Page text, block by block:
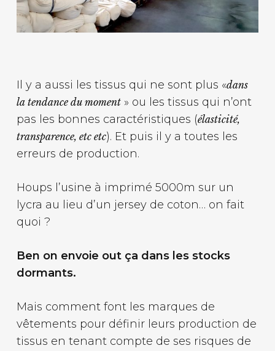
Il y a aussi les tissus qui ne sont plus «dans
la tendance du moment» ou les tissus qui n’ont
pas les bonnes caractéristiques (élasticité,
transparence, etc etc). Et puis il y a toutes les
erreurs de production.
Houps l’usine à imprimé 5000m sur un
lycra au lieu d’un jersey de coton… on fait
quoi ?
Ben on envoie out ça dans les stocks
dormants.
Mais comment font les marques de
vêtements pour définir leurs production de
tissus en tenant compte de ses risques de